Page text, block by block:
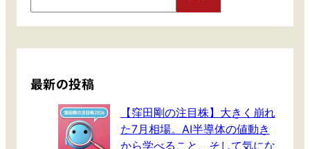
a
c
最新の投稿
【窪田剛の注目株】大きく崩れ
た7月相場。AI半導体の値動き
から学べること、そして気にな